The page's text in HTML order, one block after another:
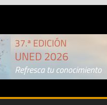
Cristiana
en los Jardins de Torrecremada